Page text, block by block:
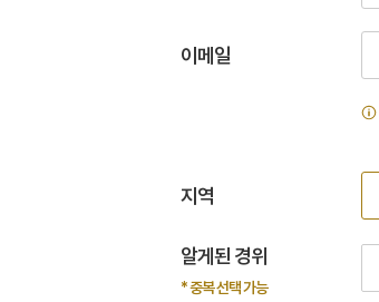
이메일
지역
알게된 경위
* 중복 선택 가능